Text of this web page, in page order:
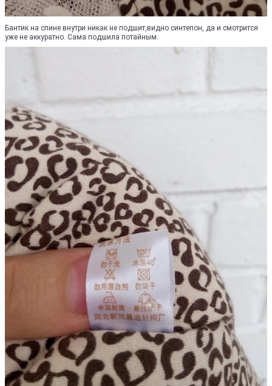
Бантик на спине внутри никак не подшит,видно синтепон, да и смотрится
уже не аккуратно. Сама подшила потайным.